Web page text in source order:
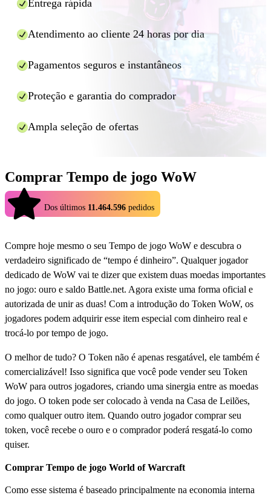
Entrega rápida
Atendimento ao cliente 24 horas por dia
Pagamentos seguros e instantâneos
Proteção e garantia do comprador
Ampla seleção de ofertas
Comprar Tempo de jogo WoW
Dos últimos 11.464.596 pedidos
Compre hoje mesmo o seu Tempo de jogo WoW e descubra o
verdadeiro significado de “tempo é dinheiro”. Qualquer jogador
dedicado de WoW vai te dizer que existem duas moedas importantes
no jogo: ouro e saldo Battle.net. Agora existe uma forma oficial e
autorizada de unir as duas! Com a introdução do Token WoW, os
jogadores podem adquirir esse item especial com dinheiro real e
trocá-lo por tempo de jogo.
O melhor de tudo? O Token não é apenas resgatável, ele também é
comercializável! Isso significa que você pode vender seu Token
WoW para outros jogadores, criando uma sinergia entre as moedas
do jogo. O token pode ser colocado à venda na Casa de Leilões,
como qualquer outro item. Quando outro jogador comprar seu
token, você recebe o ouro e o comprador poderá resgatá-lo como
quiser.
Comprar Tempo de jogo World of Warcraft
Como esse sistema é baseado principalmente na economia interna